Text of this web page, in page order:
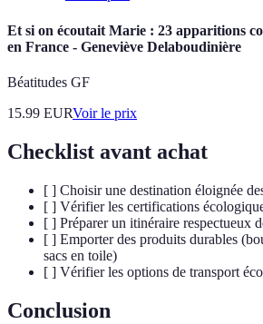
Et si on écoutait Marie : 23 apparitions
en France - Geneviève Delaboudinière
Béatitudes GF
15.99 EURVoir le prix
Checklist avant achat
[ ] Choisir une destination éloignée
[ ] Vérifier les certifications
[ ] Préparer un itinéraire respectueux
[ ] Emporter des produits durables
sacs en toile)
[ ] Vérifier les options de transport
Conclusion